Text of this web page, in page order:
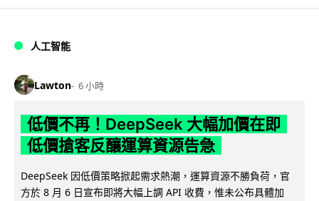
人工智能
Lawton 6 小時
低價不再！DeepSeek 大幅加價在即
低價搶客反釀運算資源告急
DeepSeek 因低價策略掀起需求熱潮，運算資源不勝負荷，官
方於 8 月 6 日宣布即將大幅上調 API 收費，惟未公布具體加